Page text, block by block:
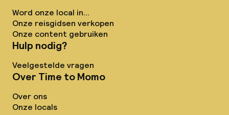
Word onze local in...
Onze reisgidsen verkopen
Onze content gebruiken
Hulp nodig?
Veelgestelde vragen
Over Time to Momo
Over ons
Onze locals